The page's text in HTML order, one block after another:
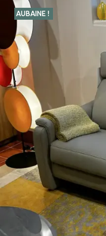
AUBAINE !